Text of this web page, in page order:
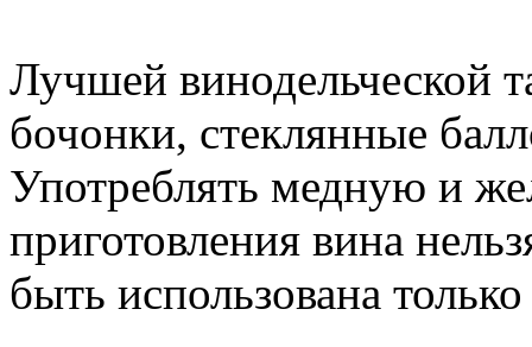
Лучшей винодельческой
бочонки, стеклянные
Употреблять медную и
приготовления вина
быть использована